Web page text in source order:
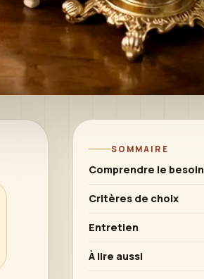
SOMMAIRE
Comprendre le besoin
Critères de choix
Entretien
À lire aussi